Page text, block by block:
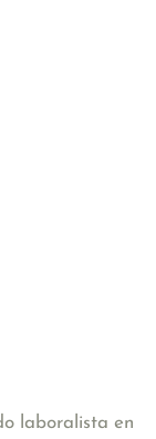
laboralista en